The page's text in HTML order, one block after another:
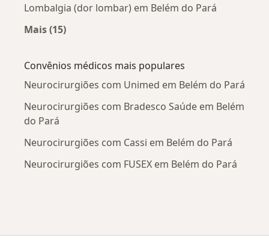
Lombalgia (dor lombar) em Belém do Pará
Mais (15)
Convênios médicos mais populares
Neurocirurgiões com Unimed em Belém do Pará
Neurocirurgiões com Bradesco Saúde em Belém
do Pará
Neurocirurgiões com Cassi em Belém do Pará
Neurocirurgiões com FUSEX em Belém do Pará